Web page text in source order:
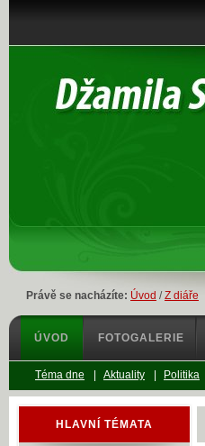
Právě se nacházíte: Úvod /Z diáře
HLAVNÍ TÉMATA
ÚVOD FOTOGALERIE
Téma dne Aktuality Politika